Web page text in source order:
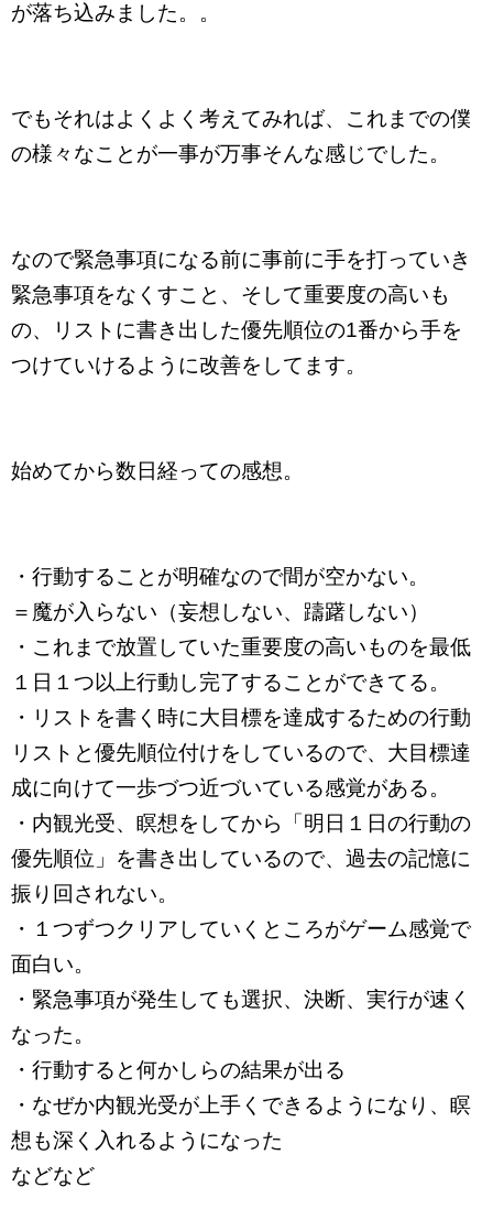
が落ち込みました。。
でもそれはよくよく考えてみれば、これまでの僕
の様々なことが一事が万事そんな感じでした。
なので緊急事項になる前に事前に手を打っていき
緊急事項をなくすこと、そして重要度の高いも
の、リストに書き出した優先順位の1番から手を
つけていけるように改善をしてます。
始めてから数日経っての感想。
・行動することが明確なので間が空かない。
＝魔が入らない（妄想しない、躊躇しない）
・これまで放置していた重要度の高いものを最低
１日１つ以上行動し完了することができてる。
・リストを書く時に大目標を達成するための行動
リストと優先順位付けをしているので、大目標達
成に向けて一歩づつ近づいている感覚がある。
・内観光受、瞑想をしてから「明日１日の行動の
優先順位」を書き出しているので、過去の記憶に
振り回されない。
・１つずつクリアしていくところがゲーム感覚で
面白い。
・緊急事項が発生しても選択、決断、実行が速く
なった。
・行動すると何かしらの結果が出る
・なぜか内観光受が上手くできるようになり、瞑
想も深く入れるようになった
などなど